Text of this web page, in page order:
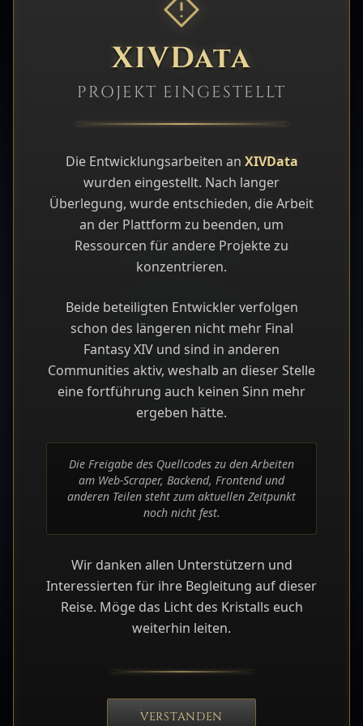
XIVData
PROJEKT EINGESTELLT
Die Entwicklungsarbeiten an XIVData
wurden eingestellt. Nach langer
Überlegung, wurde entschieden, die Arbeit
an der Plattform zu beenden, um
Ressourcen für andere Projekte zu
konzentrieren.
Beide beteiligten Entwickler verfolgen
schon des längeren nicht mehr Final
Fantasy XIV und sind in anderen
Communities aktiv, weshalb an dieser Stelle
eine fortführung auch keinen Sinn mehr
ergeben hätte.
Die Freigabe des Quellcodes zu den Arbeiten
am Web-Scraper, Backend, Frontend und
anderen Teilen steht zum aktuellen Zeitpunkt
noch nicht fest.
Wir danken allen Unterstützern und
Interessierten für ihre Begleitung auf dieser
Reise. Möge das Licht des Kristalls euch
weiterhin leiten.
VERSTANDEN